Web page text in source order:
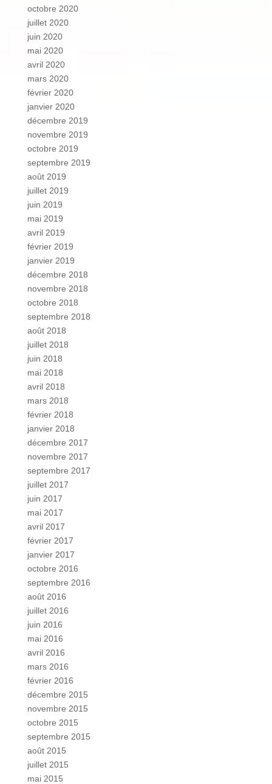
octobre 2020
juillet 2020
juin 2020
mai 2020
avril 2020
mars 2020
février 2020
janvier 2020
décembre 2019
novembre 2019
octobre 2019
septembre 2019
août 2019
juillet 2019
juin 2019
mai 2019
avril 2019
février 2019
janvier 2019
décembre 2018
novembre 2018
octobre 2018
septembre 2018
août 2018
juillet 2018
juin 2018
mai 2018
avril 2018
mars 2018
février 2018
janvier 2018
décembre 2017
novembre 2017
septembre 2017
juillet 2017
juin 2017
mai 2017
avril 2017
février 2017
janvier 2017
octobre 2016
septembre 2016
août 2016
juillet 2016
juin 2016
mai 2016
avril 2016
mars 2016
février 2016
décembre 2015
novembre 2015
octobre 2015
septembre 2015
août 2015
juillet 2015
mai 2015